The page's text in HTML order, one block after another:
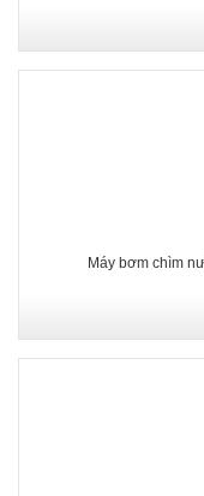
Máy bơm chìm